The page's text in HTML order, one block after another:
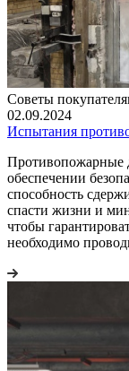
Советы
02.09.2024
Испытания
Противопожарные
обеспечении
способность
спасти жизни и
чтобы
необходимо